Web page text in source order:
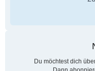
Du möchtest dich